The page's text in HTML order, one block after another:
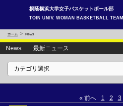
桐蔭横浜大学女子バスケットボール部
TOIN UNIV. WOMAN BASKETBALL TEAM
ホーム News
News 最新ニュース
« 前へ 1 2 3